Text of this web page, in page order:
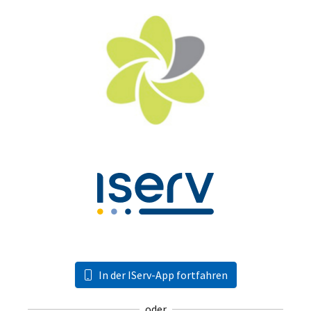
In der IServ-App fortfahren